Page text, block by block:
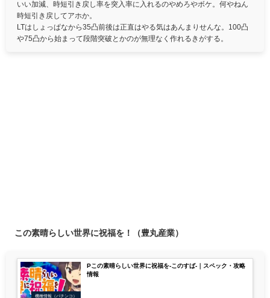
いい加減、時短引き戻し率を突入率に入れるのやめろやボケ。何やねん
時短引き戻してアホか。
LTはしょっぱなから35凸前後は正直はやる気はあんまりせんな。100凸
や75凸から始まって段階突破とかのが無理なく作れるきがする。
この素晴らしい世界に祝福を！（豊丸産業）
機種情報（パチンコ）
Pこの素晴らしい世界に祝福を-このすば-｜スペック・攻略
情報